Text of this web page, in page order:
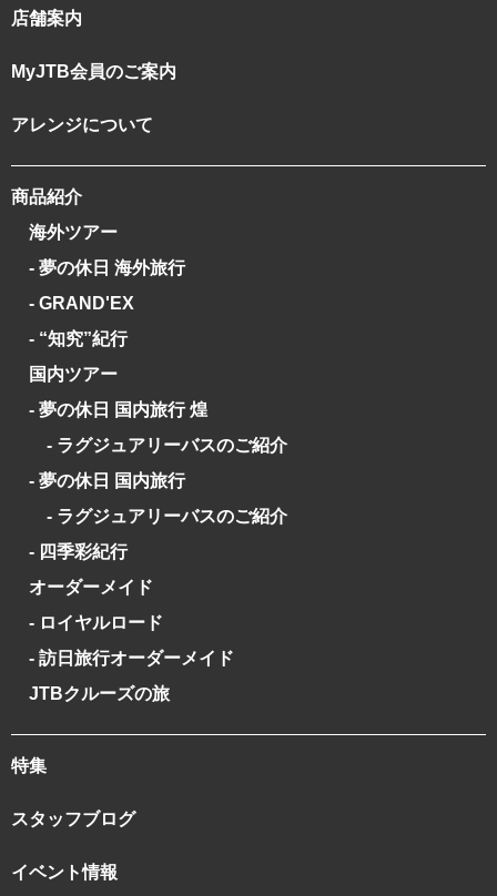
店舗案内
MyJTB会員のご案内
アレンジについて
商品紹介
海外ツアー
- 夢の休日 海外旅行
- GRAND'EX
- “知究”紀行
国内ツアー
- 夢の休日 国内旅行 煌
- ラグジュアリーバスのご紹介
- 夢の休日 国内旅行
- ラグジュアリーバスのご紹介
- 四季彩紀行
オーダーメイド
- ロイヤルロード
- 訪日旅行オーダーメイド
JTBクルーズの旅
特集
スタッフブログ
イベント情報